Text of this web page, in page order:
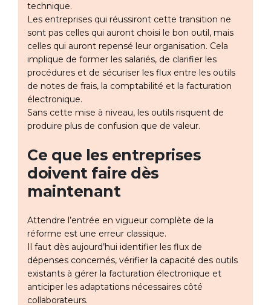
technique.
Les entreprises qui réussiront cette transition ne
sont pas celles qui auront choisi le bon outil, mais
celles qui auront repensé leur organisation. Cela
implique de former les salariés, de clarifier les
procédures et de sécuriser les flux entre les outils
de notes de frais, la comptabilité et la facturation
électronique.
Sans cette mise à niveau, les outils risquent de
produire plus de confusion que de valeur.
Ce que les entreprises
doivent faire dès
maintenant
Attendre l’entrée en vigueur complète de la
réforme est une erreur classique.
Il faut dès aujourd’hui identifier les flux de
dépenses concernés, vérifier la capacité des outils
existants à gérer la facturation électronique et
anticiper les adaptations nécessaires côté
collaborateurs.